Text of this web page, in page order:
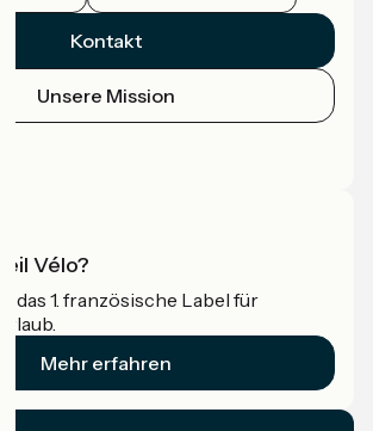
Kontakt
Unsere Mission
Vélo?
das 1. französische Label für
Mehr erfahren